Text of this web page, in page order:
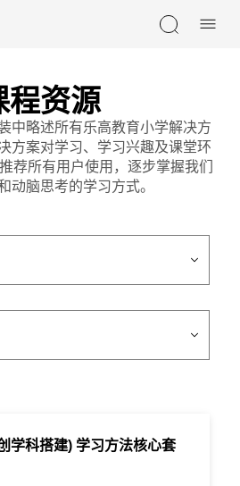
程资源
中略述所有乐高教育小学解决方
方案对学习、学习兴趣及课堂环
荐所有用户使用，逐步掌握我们
动脑思考的学习方式。
学科搭建) 学习方法核心套